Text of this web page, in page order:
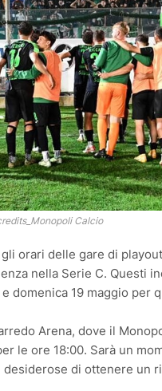
Calcio
orari delle gare di
nella Serie C. Questi
domenica 19 maggio per
Arena, dove il
le ore 18:00. Sarà un
di ottenere un